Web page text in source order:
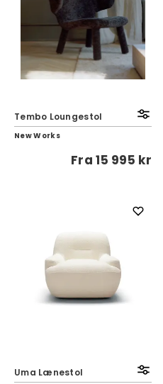
Tembo Loungestol
New Works
Fra15 995 kr
Uma Lænestol